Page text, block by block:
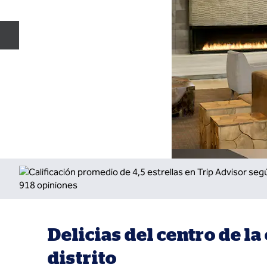
Delicias del centro de la
distrito